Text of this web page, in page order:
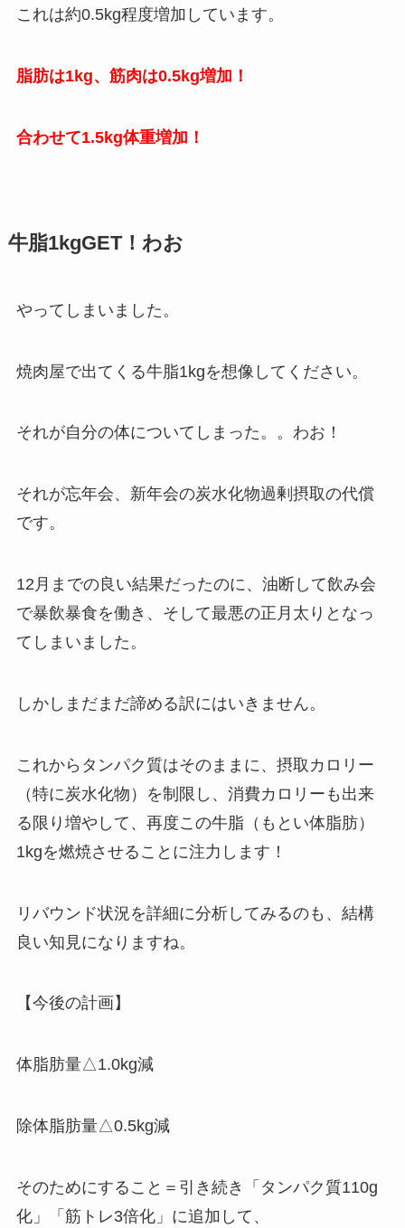
これは約0.5kg程度増加しています。
脂肪は1kg、筋肉は0.5kg増加！
合わせて1.5kg体重増加！
牛脂1kgGET！わお
やってしまいました。
焼肉屋で出てくる牛脂1kgを想像してください。
それが自分の体についてしまった。。わお！
それが忘年会、新年会の炭水化物過剰摂取の代償
です。
12月までの良い結果だったのに、油断して飲み会
で暴飲暴食を働き、そして最悪の正月太りとなっ
てしまいました。
しかしまだまだ諦める訳にはいきません。
これからタンパク質はそのままに、摂取カロリー
（特に炭水化物）を制限し、消費カロリーも出来
る限り増やして、再度この牛脂（もとい体脂肪）
1kgを燃焼させることに注力します！
リバウンド状況を詳細に分析してみるのも、結構
良い知見になりますね。
【今後の計画】
体脂肪量△1.0kg減
除体脂肪量△0.5kg減
そのためにすること＝引き続き「タンパク質110g
化」「筋トレ3倍化」に追加して、